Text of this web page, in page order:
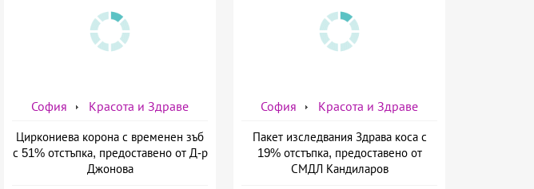
София Красота и Здраве
Циркониева корона с временен зъб
с 51% отстъпка, предоставено от Д-р
Джонова
София Красота и Здраве
Пакет изследвания Здрава коса с
19% отстъпка, предоставено от
СМДЛ Кандиларов